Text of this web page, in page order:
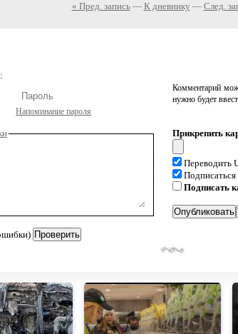
« Пред. запись— К дневнику — След.
Напоминание пароля
Комментарий
нужно будет
Прикрепить
Переводить
Подписать